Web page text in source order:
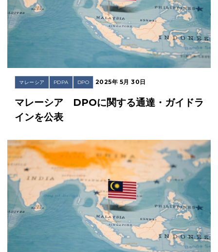
マレーシア PDPA DPO 2025年 5月 30日
マレーシア DPOに関する通達・ガイドラ
インを公表